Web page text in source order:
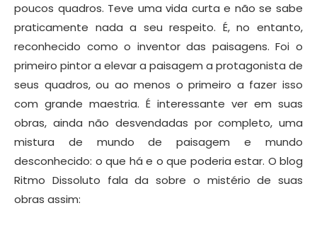
poucos quadros. Teve uma vida curta e não se sabe
praticamente nada a seu respeito. É, no entanto,
reconhecido como o inventor das paisagens. Foi o
primeiro pintor a elevar a paisagem a protagonista de
seus quadros, ou ao menos o primeiro a fazer isso
com grande maestria. É interessante ver em suas
obras, ainda não desvendadas por completo, uma
mistura de mundo de paisagem e mundo
desconhecido: o que há e o que poderia estar. O blog
Ritmo Dissoluto fala da sobre o mistério de suas
obras assim: